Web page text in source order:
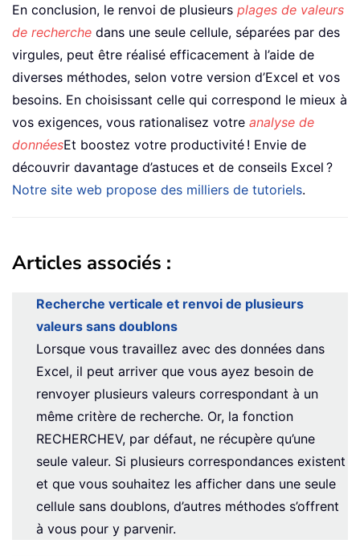
En conclusion, le renvoi de plusieurs plages de valeurs
de recherche dans une seule cellule, séparées par des
virgules, peut être réalisé efficacement à l’aide de
diverses méthodes, selon votre version d’Excel et vos
besoins. En choisissant celle qui correspond le mieux à
vos exigences, vous rationalisez votre analyse de
donnéesEt boostez votre productivité ! Envie de
découvrir davantage d’astuces et de conseils Excel ?
Notre site web propose des milliers de tutoriels.
Articles associés :
Recherche verticale et renvoi de plusieurs
valeurs sans doublons
Lorsque vous travaillez avec des données dans
Excel, il peut arriver que vous ayez besoin de
renvoyer plusieurs valeurs correspondant à un
même critère de recherche. Or, la fonction
RECHERCHEV, par défaut, ne récupère qu’une
seule valeur. Si plusieurs correspondances existent
et que vous souhaitez les afficher dans une seule
cellule sans doublons, d’autres méthodes s’offrent
à vous pour y parvenir.